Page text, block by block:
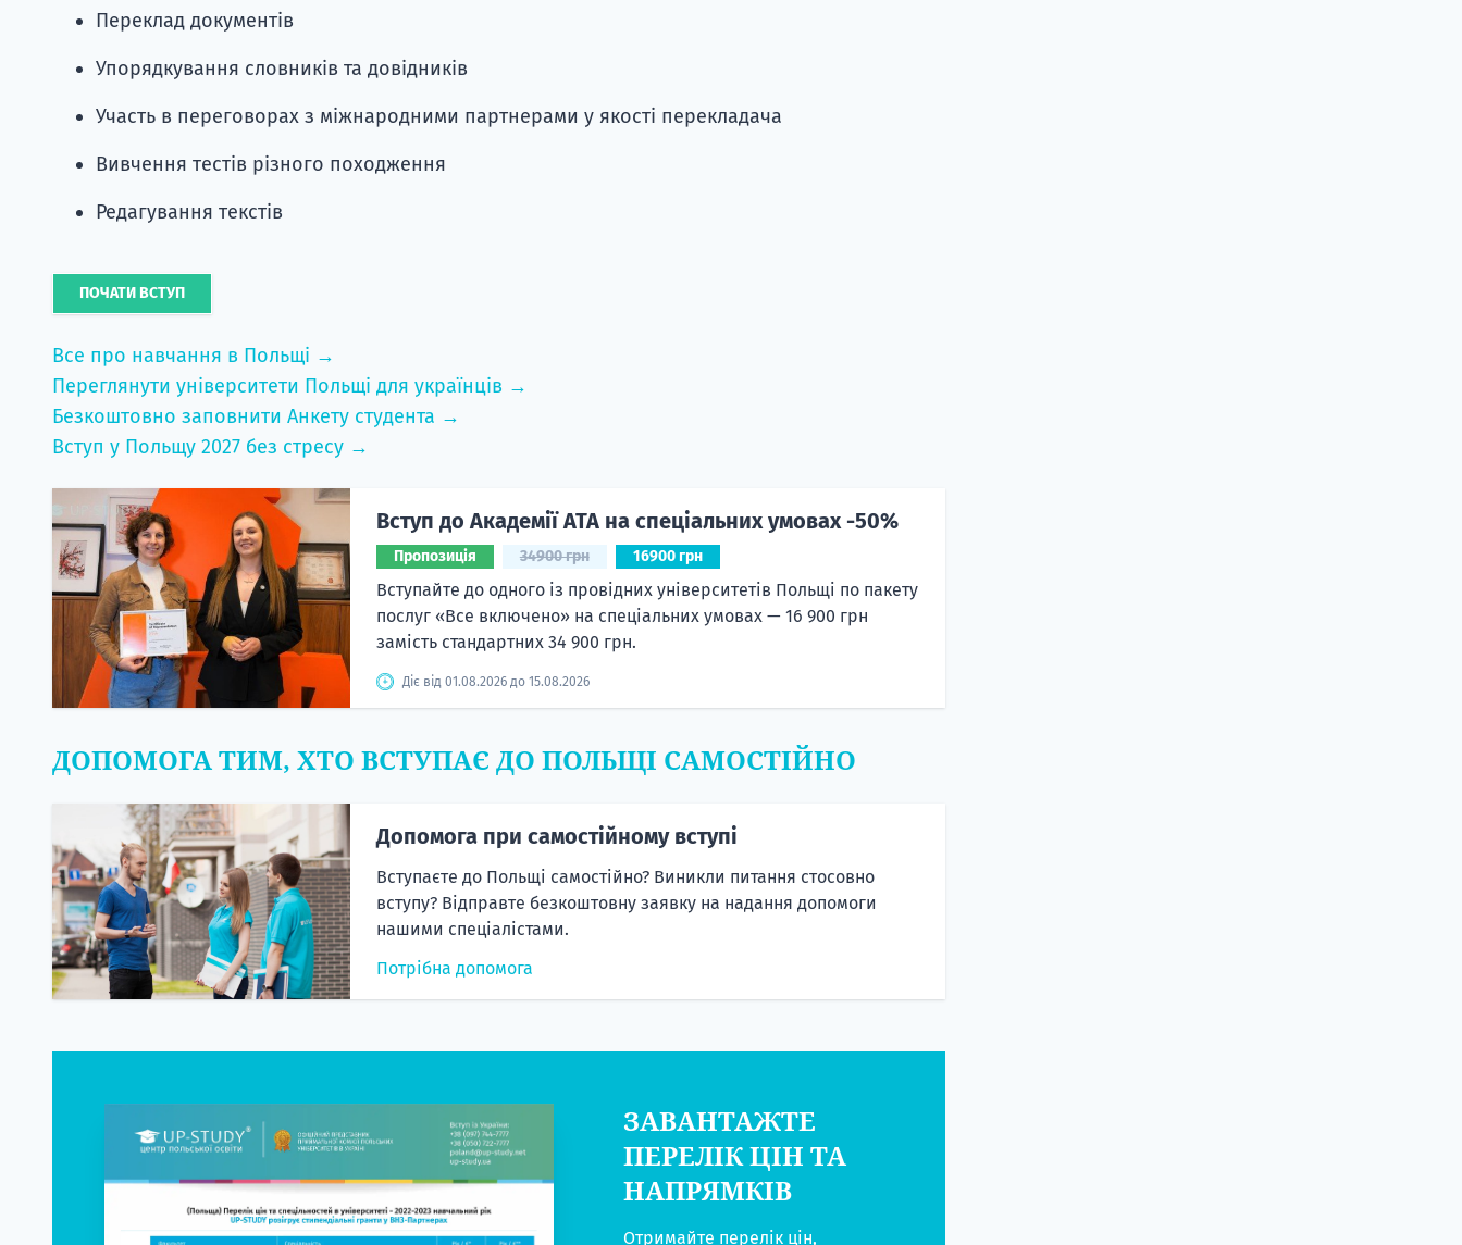
Переклад документів
Упорядкування словників та довідників
Участь в переговорах з міжнародними партнерами у якості перекладача
Вивчення тестів різного походження
Редагування текстів
ПОЧАТИ ВСТУП
Все про навчання в Польщі →
Переглянути університети Польщі для українців →
Безкоштовно заповнити Анкету студента →
Вступ у Польщу 2027 без стресу →
Вступ до Академії ATA на спеціальних умовах -50%
Пропозиція 34900 грн 16900 грн
Вступайте до одного із провідних університетів Польщі по пакету
послуг «Все включено» на спеціальних умовах — 16 900 грн
замість стандартних 34 900 грн.
Діє від 01.08.2026 до 15.08.2026
ДОПОМОГА ТИМ, ХТО ВСТУПАЄ ДО ПОЛЬЩІ САМОСТІЙНО
Допомога при самостійному вступі
Вступаєте до Польщі самостійно? Виникли питання стосовно
вступу? Відправте безкоштовну заявку на надання допомоги
нашими спеціалістами.
Потрібна допомога
ЗАВАНТАЖТЕ
ПЕРЕЛІК ЦІН ТА
НАПРЯМКІВ
Отримайте перелік цін,